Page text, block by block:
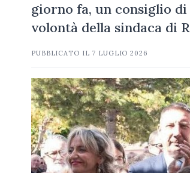
giorno fa, un consiglio
volontà della sindaca di
PUBBLICATO IL 7 LUGLIO 2026